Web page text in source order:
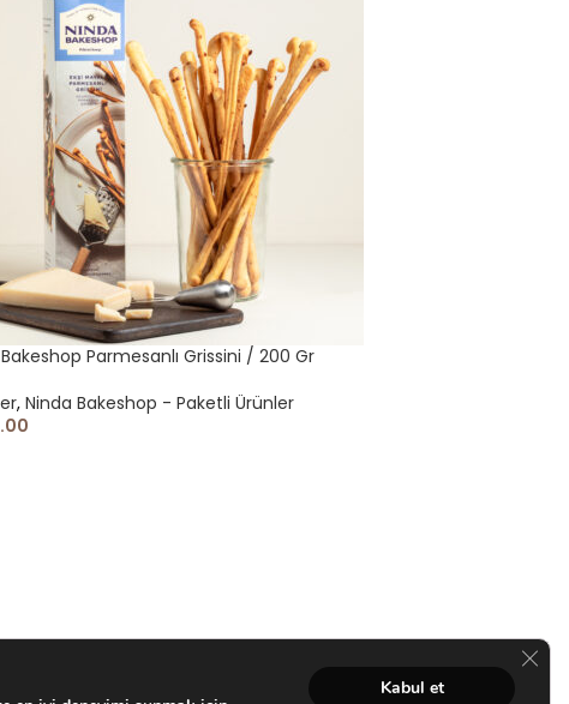
Parmesanlı Grissini / 200 Gr
, Ninda Bakeshop - Paketli Ürünler
Kabul et